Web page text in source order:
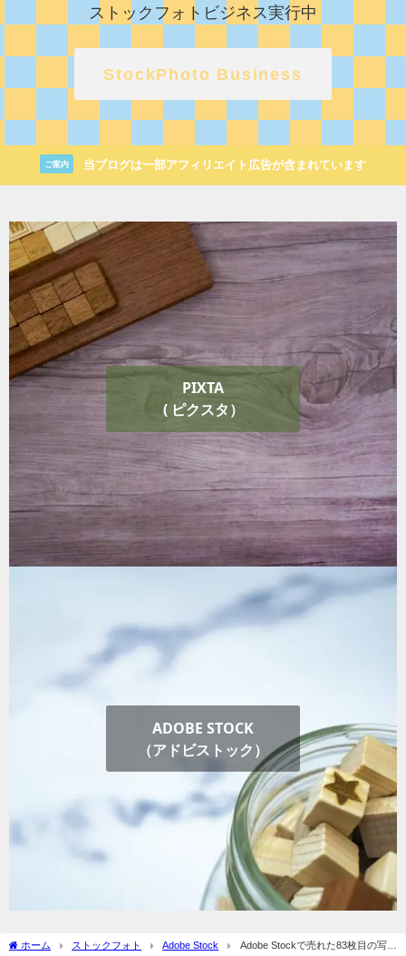
ストックフォトビジネス実行中
StockPhoto Business
ご案内 当ブログは一部アフィリエイト広告が含まれています
PIXTA
( ピクスタ）
ADOBE STOCK
（アドビストック）
ホーム ストックフォト Adobe Stock
Adobe Stockで売れた83枚目の写真